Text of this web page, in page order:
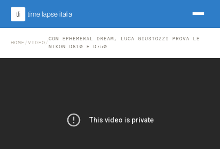
HOME /VIDEO /
CON EPHEMERAL DREAM, LUCA GIUSTOZZI PROVA LE
NIKON D810 E D750